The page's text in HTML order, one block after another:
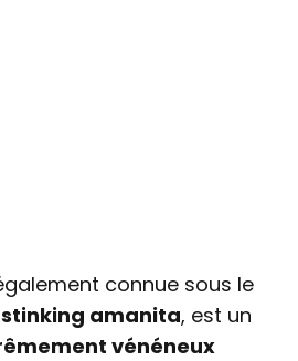
connue sous le
amanita, est un
vénéneux